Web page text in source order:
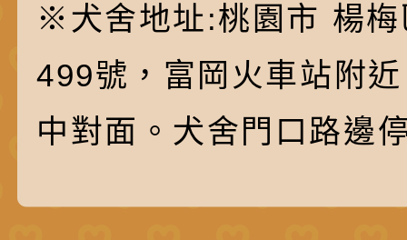
※犬舍地址:桃園市 楊
499號，富岡火車站附
中對面。犬舍門口路邊